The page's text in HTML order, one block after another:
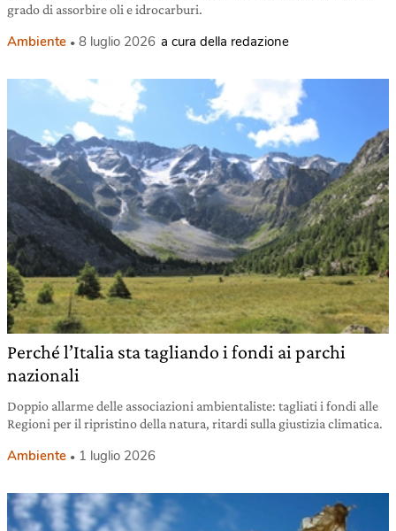
grado di assorbire oli e idrocarburi.
Ambiente 8 luglio 2026 a cura della redazione
Perché l’Italia sta tagliando i fondi ai parchi
nazionali
Doppio allarme delle associazioni ambientaliste: tagliati i fondi alle
Regioni per il ripristino della natura, ritardi sulla giustizia climatica.
Ambiente 1 luglio 2026